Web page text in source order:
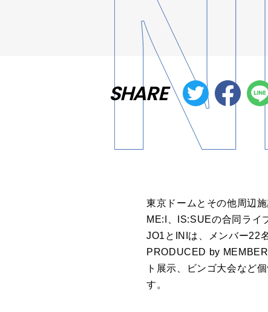
SHARE
東京ドームとその他周辺
ME:I、IS:SUEの合同ライ
JO1とINIは、メンバー22
PRODUCED by
ト展示、ビンゴ大会など
す。